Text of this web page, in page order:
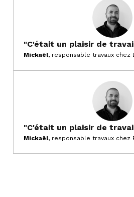
"C'était un plaisir de
Mickaël, responsable travaux chez
"C'était un plaisir de
Mickaël, responsable travaux chez